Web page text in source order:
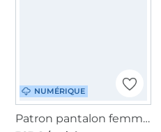
NUMÉRIQUE
Patron pantalon femme pdf Mme Ada Studio, en français